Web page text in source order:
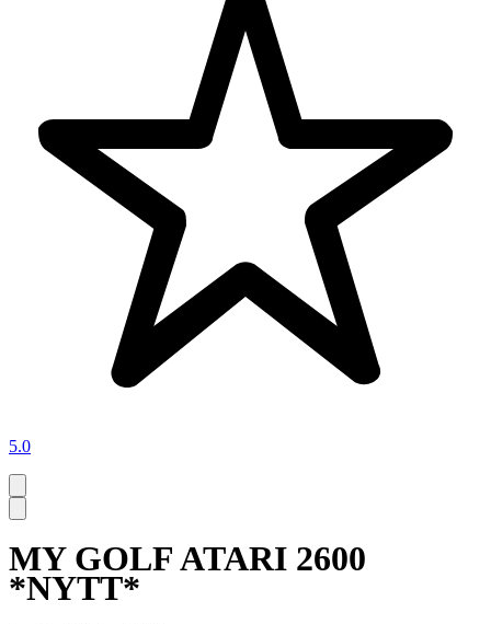
5.0
MY GOLF ATARI 2600
*NYTT*